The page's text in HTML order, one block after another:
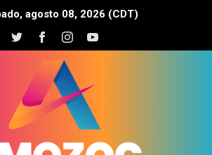
agosto 08, 2026 (CDT)